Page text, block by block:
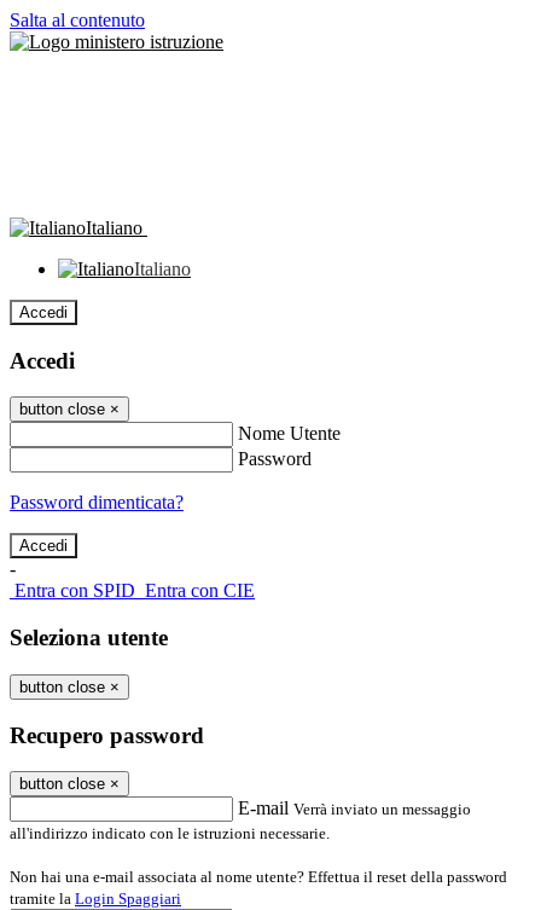
Salta al contenuto
Italiano
Italiano
Accedi
Accedi
button close ×
Nome Utente
Password
Password dimenticata?
-
Entra con SPID Entra con CIE
Seleziona utente
button close ×
Recupero password
button close ×
E-mail Verrà inviato un messaggio
all'indirizzo indicato con le istruzioni necessarie.
Non hai una e-mail associata al nome utente? Effettua il reset della password
tramite la Login Spaggiari